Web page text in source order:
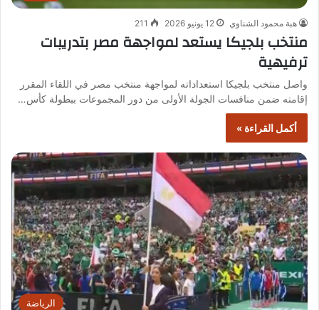
هبة محمود الشناوي 12 يونيو 2026 211
منتخب بلجيكا يستعد لمواجهة مصر بتدريبات
ترفيهية
واصل منتخب بلجيكا استعداداته لمواجهة منتخب مصر في اللقاء المقرر
إقامته ضمن منافسات الجولة الأولى من دور المجموعات ببطولة كأس…
أكمل القراءة »
الرياضة